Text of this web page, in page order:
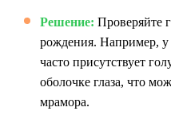
Решение: Проверяйте
рождения. Например,
часто присутствует
оболочке глаза, что
мрамора.